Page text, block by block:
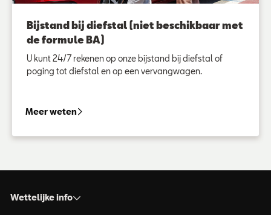
Bijstand bij diefstal (niet beschikbaar met
de formule BA)
U kunt 24/7 rekenen op onze bijstand bij diefstal of
poging tot diefstal en op een vervangwagen.
Meer wetenBijstand bij diefstal (niet beschikbaar met de
Wettelijke info